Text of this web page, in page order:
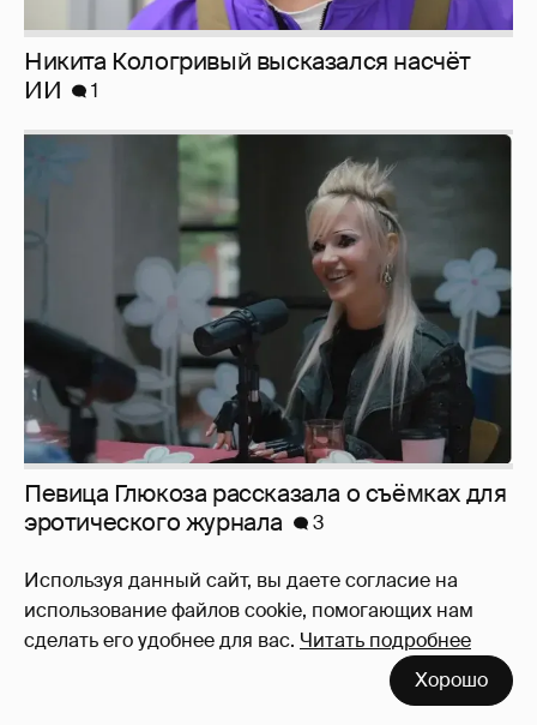
Используя данный сайт, вы даете согласие на
использование файлов cookie, помогающих нам
сделать его удобнее для вас. Читать подробнее
Хорошо
Певица Глюкоза рассказала о съёмках для
эротического журнала
3
Юлия Высоцкая выложила селфи без
макияжа
2